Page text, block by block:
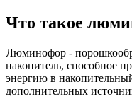
Что такое
Люминофор -
накопитель, способное
энергию в
дополнительных